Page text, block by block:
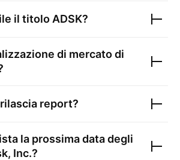
il titolo ADSK?
di mercato di
rilascia report?
la prossima data degli
Inc.?